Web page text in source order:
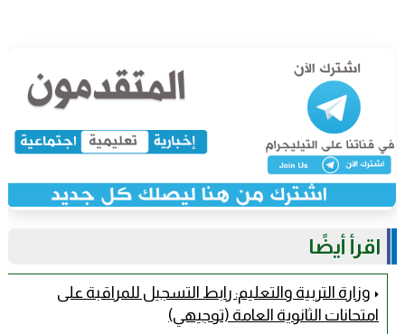
اقرأ أيضًا
وزارة التربية والتعليم: رابط التسجيل للمراقبة على
امتحانات الثانوية العامة (توجيهي)